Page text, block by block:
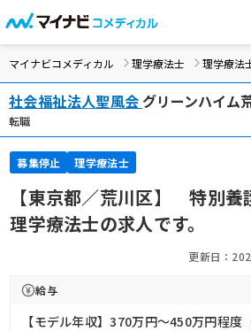
マイナビコメディカル 理学療法士 理学療法
社会福祉法人聖風会 グリーンハイム
転職
募集停止 理学療法士
【東京都／荒川区】 特別養
理学療法士の求人です。
更新日：
給与
【モデル年収】370万円〜450万円程度